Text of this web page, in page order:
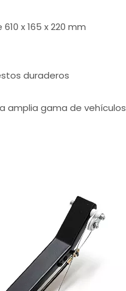
x 165 x 220 mm
duraderos
amplia gama de vehículos